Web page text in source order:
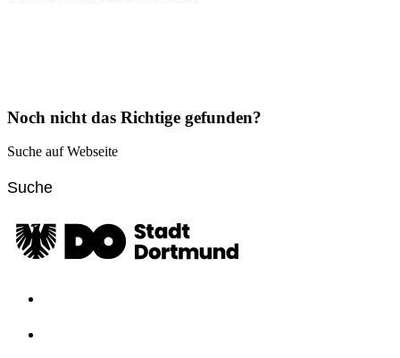
Noch nicht das Richtige gefunden?
Suche auf Webseite